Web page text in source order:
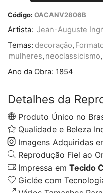
Código: OACANV2806B
Artista: Jean-Auguste
Temas: decoração,
mulheres, neoclassicismo,
Ano da Obra: 1854
Detalhes da
Produto Único no
Qualidade e Beleza
Imagens Adquiridas
Reprodução Fiel ao
Impressa em Tecido
Giclée com